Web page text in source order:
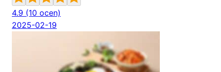
4.9 (10 ocen)
2025-02-19